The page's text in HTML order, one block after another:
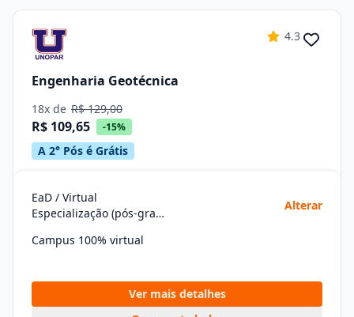
4.3
Engenharia Geotécnica
18x de R$ 129,00
R$ 109,65 -15%
A 2° Pós é Grátis
EaD / Virtual
Especialização (pós-graduação)
Alterar
Campus 100% virtual
Ver mais detalhes